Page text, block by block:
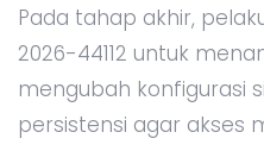
Pada tahap akhir,
2026-44112 untuk
mengubah konfigurasi
persistensi agar akses